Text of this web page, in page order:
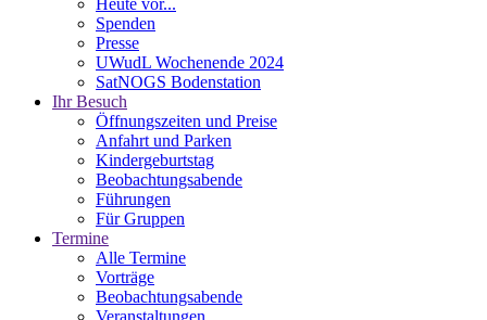
Heute vor...
Spenden
Presse
UWudL Wochenende 2024
SatNOGS Bodenstation
Ihr Besuch
Öffnungszeiten und Preise
Anfahrt und Parken
Kindergeburtstag
Beobachtungsabende
Führungen
Für Gruppen
Termine
Alle Termine
Vorträge
Beobachtungsabende
Veranstaltungen